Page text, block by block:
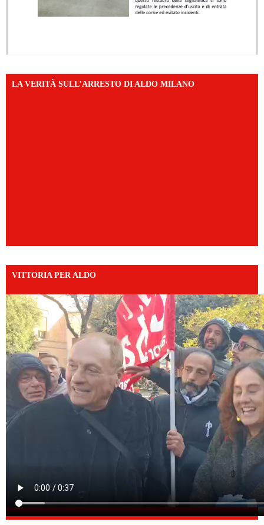
LA VERITÀ SULL’ARRESTO DI ALDO MILANO
VITTORIA PER ALDO